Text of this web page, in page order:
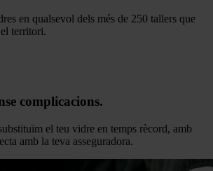
en qualsevol dels més de 250 tallers que
territori.
complicacions.
el teu vidre en temps rècord, amb
amb la teva asseguradora.